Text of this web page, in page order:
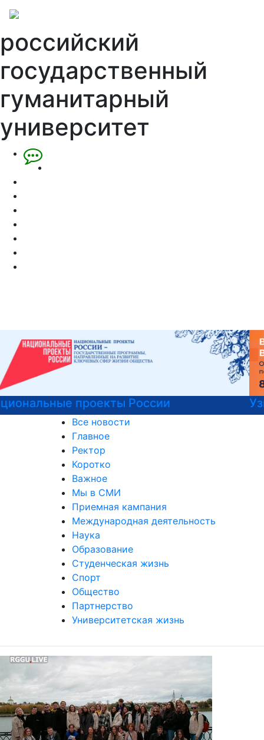
российский
государственный
гуманитарный
университет
Узнайте все о поступлении!
Все новости
Главное
Ректор
Коротко
Важное
Мы в СМИ
Приемная кампания
Международная деятельность
Наука
Образование
Студенческая жизнь
Спорт
Общество
Партнерство
Университетская жизнь